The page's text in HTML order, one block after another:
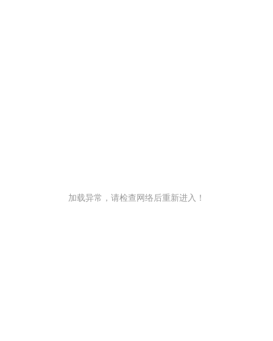
加载异常，请检查网络后重新进入！